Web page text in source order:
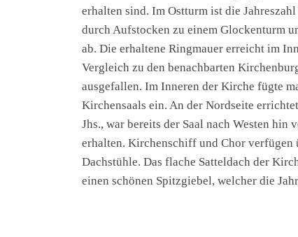
erhalten sind. Im Ostturm ist die
durch Aufstocken zu einem Glockenturm
ab. Die erhaltene Ringmauer erreicht im
Vergleich zu den benachbarten
ausgefallen. Im Inneren der Kirche fügte
Kirchensaals ein. An der Nordseite
Jhs., war bereits der Saal nach Westen hin
erhalten. Kirchenschiff und Chor verfügen
Dachstühle. Das flache Satteldach der
einen schönen Spitzgiebel, welcher die